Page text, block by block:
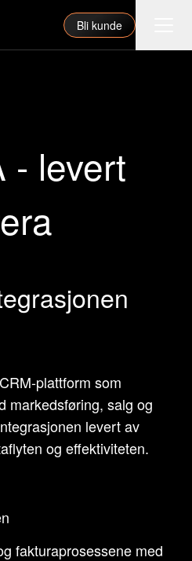
Bli kunde
- levert
plattform som
markedsføring, salg og
levert av
og effektiviteten.
fakturaprosessene med